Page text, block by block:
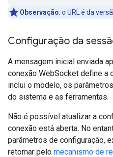
Observação: o URL é da
Configuração da
A mensagem inicial enviada
conexão WebSocket define a
inclui o modelo, os
do sistema e as ferramentas.
Não é possível atualizar a
conexão está aberta. No
parâmetros de configuração,
retomar pelo mecanismo de